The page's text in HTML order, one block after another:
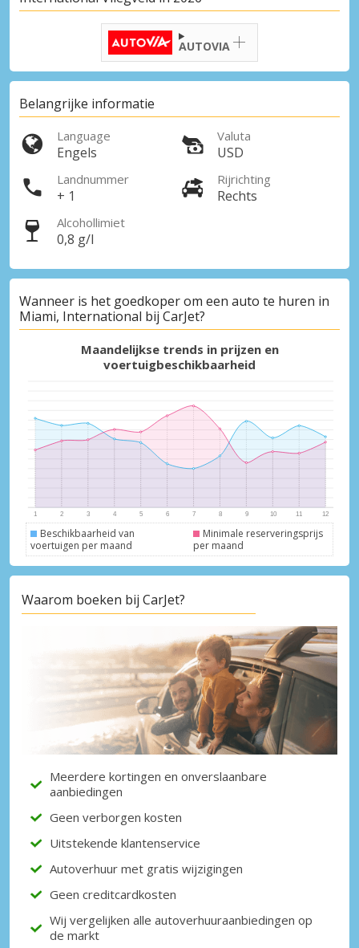
partneraanbiedingen
Inloggen met eLink
AUTOVIA
Belangrijke informatie
Language
Engels
Valuta
USD
Landnummer
+ 1
Rijrichting
Rechts
Alcohollimiet
0,8 g/l
Wanneer is het goedkoper om een auto te huren in
Miami, International bij CarJet?
Maandelijkse trends in prijzen en
voertuigbeschikbaarheid
Beschikbaarheid van
voertuigen per maand
Minimale reserveringsprijs
per maand
Waarom boeken bij CarJet?
Meerdere kortingen en onverslaanbare
aanbiedingen
Geen verborgen kosten
Uitstekende klantenservice
Autoverhuur met gratis wijzigingen
Geen creditcardkosten
Wij vergelijken alle autoverhuuraanbiedingen op
de markt